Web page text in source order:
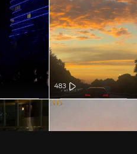
483